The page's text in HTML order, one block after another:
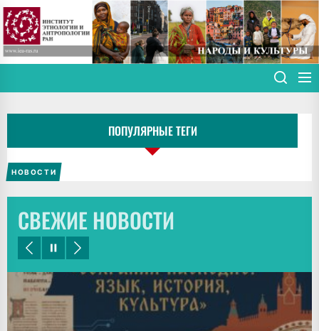
Skip
to
the
content
ПОПУЛЯРНЫЕ ТЕГИ
НОВОСТИ
СВЕЖИЕ НОВОСТИ